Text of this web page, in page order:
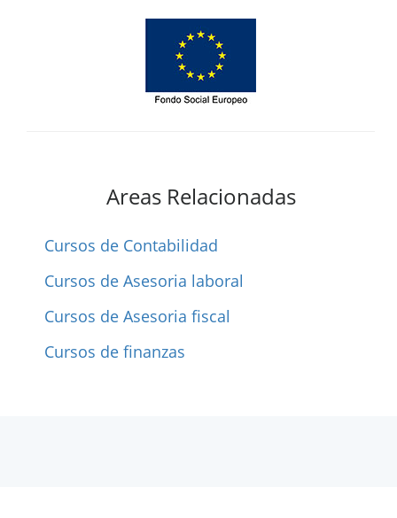
Areas Relacionadas
Cursos de Contabilidad
Cursos de Asesoria laboral
Cursos de Asesoria fiscal
Cursos de finanzas